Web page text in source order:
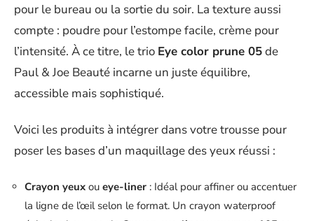
pour le bureau ou la sortie du soir. La texture aussi
compte : poudre pour l’estompe facile, crème pour
l’intensité. À ce titre, le trio Eye color prune 05de
Paul & Joe Beauté incarne un juste équilibre,
accessible mais sophistiqué.
Voici les produits à intégrer dans votre trousse pour
poser les bases d’un maquillage des yeux réussi :
Crayon yeux ou eye-liner : Idéal pour affiner ou accentuer
la ligne de l’œil selon le format. Un crayon waterproof